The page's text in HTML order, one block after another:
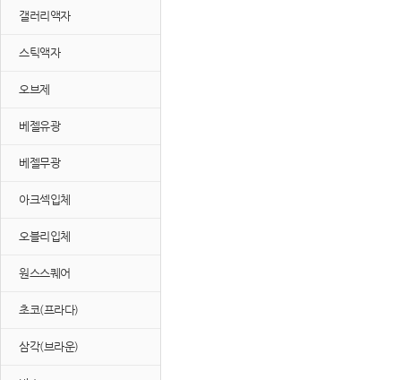
갤러리액자
스틱액자
오브제
베젤유광
베젤무광
아크섹입체
오블리입체
원스스퀘어
초코(프라다)
삼각(브라운)